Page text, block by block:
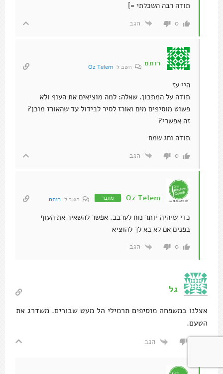
תודה רבה השכלתי =]
0 הגב
רותם השב ל Oz Telem
היי עז
תודה על המתכון. שאלה: למה מוציאים את העוף ולא
פשוט מוסיפים מים ואורז לסיר לבידול עד שהאורז מוכן?
זה אפשרי?
תודה וחג שמח
0 הגב
Oz Telem מחבר השב ל רותם
כדי שיהיה יותר נוח לערבב. אפשר להשאיר את העוף
בפנים אם לא בא לך להוציא
0 הגב
גל
אצלנו במשפחה מוסיפים תרמילי הל מעט שבורים. משדרג את
הטעם.
הגב